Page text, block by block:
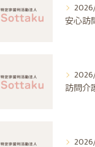
安心訪
訪問介